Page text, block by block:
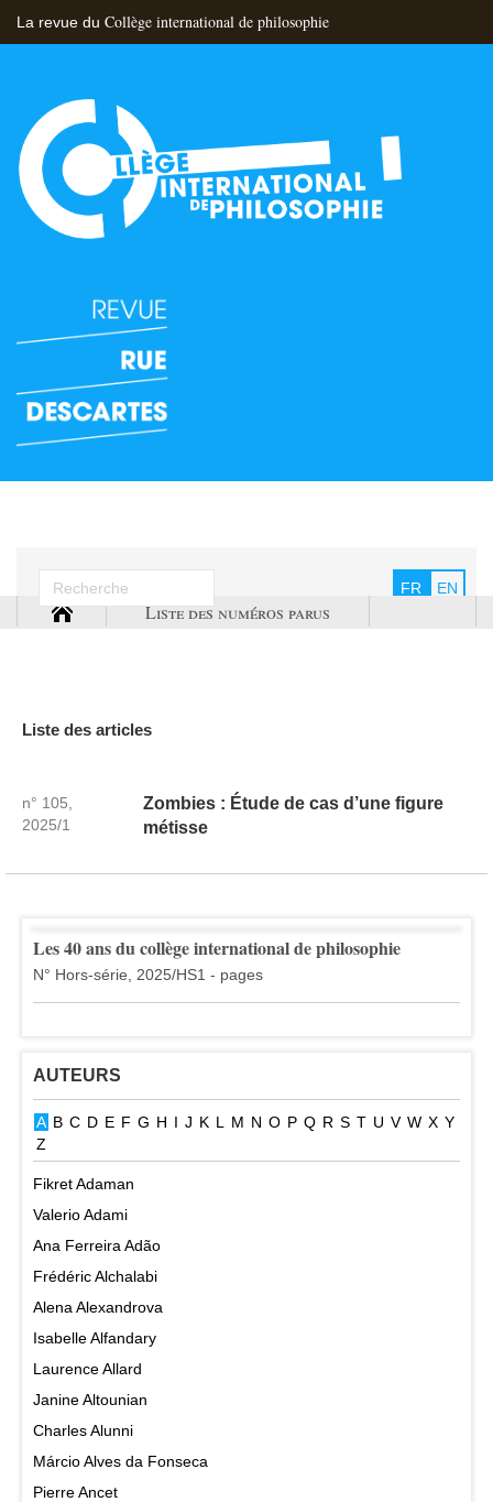
La revue du Collège international de philosophie
FR EN
Liste des numéros parus
Liste des articles
n° 105,
2025/1
Zombies : Étude de cas d’une figure
métisse
Les 40 ans du collège international de philosophie
N° Hors-série, 2025/HS1 - pages
AUTEURS
A B C D E F G H I J K L M N O P Q R S T U V W X Y
Z
Fikret Adaman
Valerio Adami
Ana Ferreira Adão
Frédéric Alchalabi
Alena Alexandrova
Isabelle Alfandary
Laurence Allard
Janine Altounian
Charles Alunni
Márcio Alves da Fonseca
Pierre Ancet